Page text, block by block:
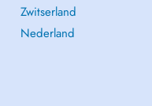
Zwitserland
Nederland